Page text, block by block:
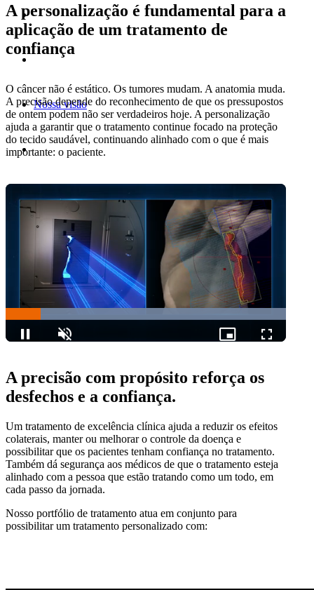
Nossa visão
A personalização é fundamental para a
aplicação de um tratamento de
confiança
O câncer não é estático. Os tumores mudam. A anatomia muda.
A precisão depende do reconhecimento de que os pressupostos
de ontem podem não ser verdadeiros hoje. A personalização
ajuda a garantir que o tratamento continue focado na proteção
do tecido saudável, continuando alinhado com o que é mais
importante: o paciente.
A precisão com propósito reforça os
desfechos e a confiança.
Um tratamento de excelência clínica ajuda a reduzir os efeitos
colaterais, manter ou melhorar o controle da doença e
possibilitar que os pacientes tenham confiança no tratamento.
Também dá segurança aos médicos de que o tratamento esteja
alinhado com a pessoa que estão tratando como um todo, em
cada passo da jornada.
Nosso portfólio de tratamento atua em conjunto para
possibilitar um tratamento personalizado com: